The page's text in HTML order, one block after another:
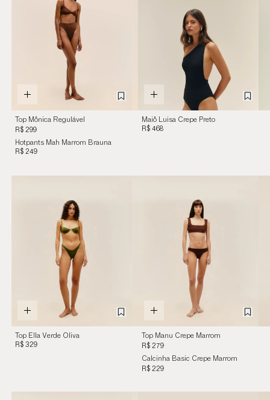
Top Mônica Regulável
Marrom Brauna
R$ 299
Hotpants Mah Marrom Brauna
R$ 249
Maiô Luisa Crepe Preto
R$ 468
Top Ella Verde Oliva
R$ 329
Top Manu Crepe Marrom
Cohiba
R$ 279
Calcinha Basic Crepe Marrom
Cohiba
R$ 229